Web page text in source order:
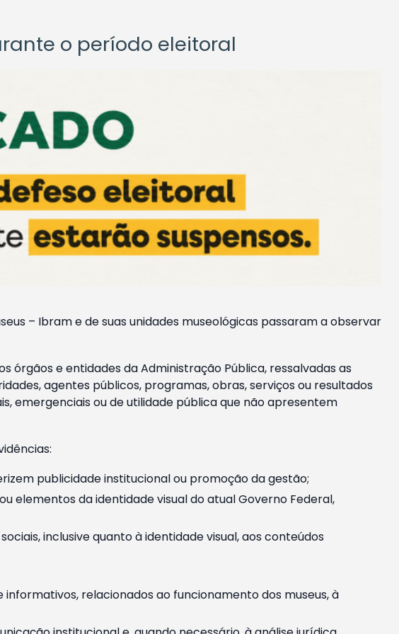
o período eleitoral
– Ibram e de suas unidades museológicas passaram a observar
órgãos e entidades da Administração Pública, ressalvadas as
agentes públicos, programas, obras, serviços ou resultados
emergenciais ou de utilidade pública que não apresentem
publicidade institucional ou promoção da gestão;
elementos da identidade visual do atual Governo Federal,
inclusive quanto à identidade visual, aos conteúdos
relacionados ao funcionamento dos museus, à